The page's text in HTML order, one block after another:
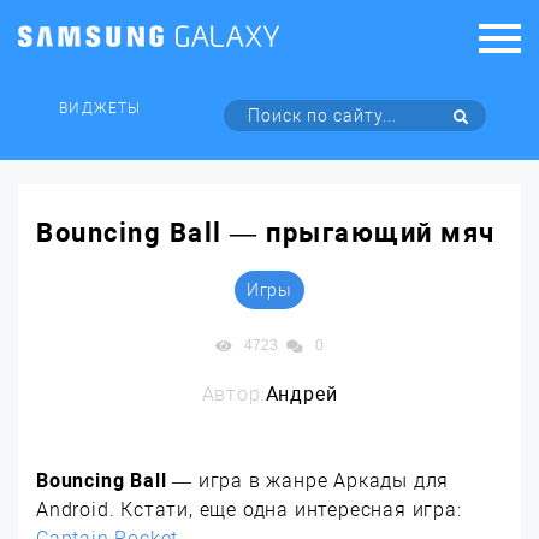
ВИДЖЕТЫ
Bouncing Ball — прыгающий мяч
Игры
4723 0
Автор:Андрей
Bouncing Ball — игра в жанре Аркады для
Android. Кстати, еще одна интересная игра: